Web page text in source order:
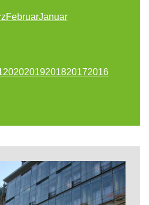
FebruarJanuar
20202019201820172016